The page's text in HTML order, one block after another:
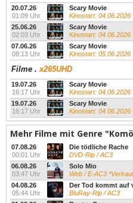
20.07.26
01:09 Uhr
Scary Movie
Kinostart: 04.06.2026
25.06.26
02:03 Uhr
Scary Movie
Kinostart: 04.06.2026
07.06.26
08:13 Uhr
Scary Movie
Kinostart: 05.06.2026
Filme .x265UHD
19.07.26
16:17 Uhr
Scary Movie
Kinostart: 04.06.2026
19.07.26
16:17 Uhr
Scary Movie
Kinostart: 04.06.2026
Mehr Filme mit Genre
07.08.26
00:01 Uhr
Die tödliche Rache
DVD-Rip / AC3
06.08.26
03:47 Uhr
Solo Mio
Web / E-AC3 *Verkauf-
04.08.26
05:44 Uhr
Der Tod kommt auf
BluRay-Rip / AC3